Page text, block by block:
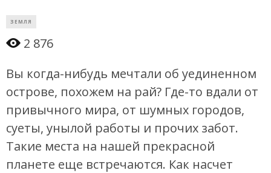
ЗЕМЛЯ
2 876
Вы когда-нибудь мечтали об уединенном
острове, похожем на рай? Где-то вдали от
привычного мира, от шумных городов,
суеты, унылой работы и прочих забот.
Такие места на нашей прекрасной
планете еще встречаются. Как насчет